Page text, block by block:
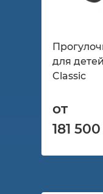
для
Classic
от
181